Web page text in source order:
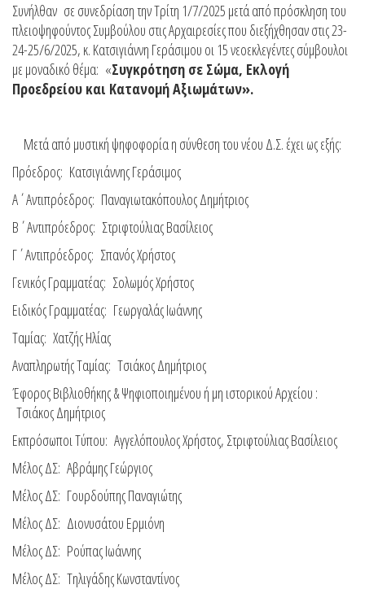
Συνήλθαν σε συνεδρίαση την Τρίτη 1/7/2025 μετά από πρόσκληση του
πλειοψηφούντος Συμβούλου στις Αρχαιρεσίες που διεξήχθησαν στις 23-
24-25/6/2025, κ. Κατσιγιάννη Γεράσιμου οι 15 νεοεκλεγέντες σύμβουλοι
με μοναδικό θέμα: «Συγκρότηση σε Σώμα, Εκλογή
Προεδρείου και Κατανομή Αξιωμάτων».
Μετά από μυστική ψηφοφορία η σύνθεση του νέου Δ.Σ. έχει ως εξής:
Πρόεδρος: Κατσιγιάννης Γεράσιμος
Α΄Αντιπρόεδρος: Παναγιωτακόπουλος Δημήτριος
Β΄Αντιπρόεδρος: Στριφτούλιας Βασίλειος
Γ΄Αντιπρόεδρος: Σπανός Χρήστος
Γενικός Γραμματέας: Σολωμός Χρήστος
Ειδικός Γραμματέας: Γεωργαλάς Ιωάννης
Ταμίας: Χατζής Ηλίας
Αναπληρωτής Ταμίας: Τσιάκος Δημήτριος
Έφορος Βιβλιοθήκης & Ψηφιοποιημένου ή μη ιστορικού Αρχείου :
Τσιάκος Δημήτριος
Εκπρόσωποι Τύπου: Αγγελόπουλος Χρήστος, Στριφτούλιας Βασίλειος
Μέλος ΔΣ: Αβράμης Γεώργιος
Μέλος ΔΣ: Γουρδούπης Παναγιώτης
Μέλος ΔΣ: Διονυσάτου Ερμιόνη
Μέλος ΔΣ: Ρούπας Ιωάννης
Μέλος ΔΣ: Τηλιγάδης Κωνσταντίνος